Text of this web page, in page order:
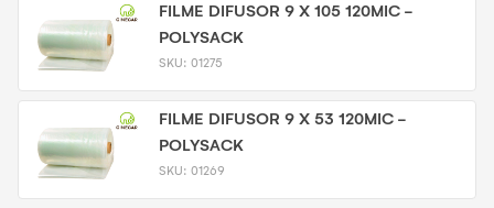
FILME DIFUSOR 9 X 105 120MIC -
POLYSACK
SKU: 01275
FILME DIFUSOR 9 X 53 120MIC -
POLYSACK
SKU: 01269